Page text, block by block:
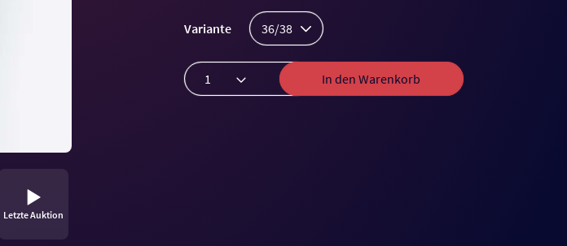
Letzte Auktion
Variante 36/38
In den Warenkorb